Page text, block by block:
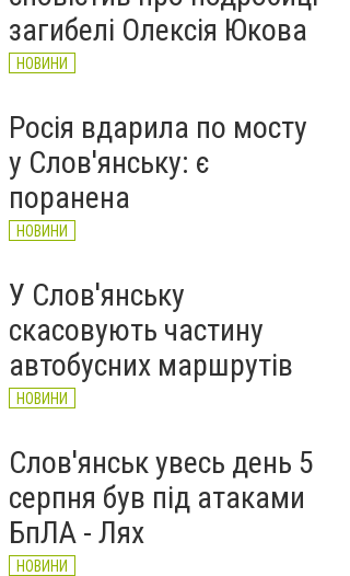
загибелі Олексія Юкова
НОВИНИ
Росія вдарила по мосту
у Слов'янську: є
поранена
НОВИНИ
У Слов'янську
скасовують частину
автобусних маршрутів
НОВИНИ
Слов'янськ увесь день 5
серпня був під атаками
БпЛА - Лях
НОВИНИ